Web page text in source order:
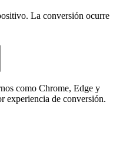
La conversión ocurre
como Chrome, Edge y
experiencia de conversión.